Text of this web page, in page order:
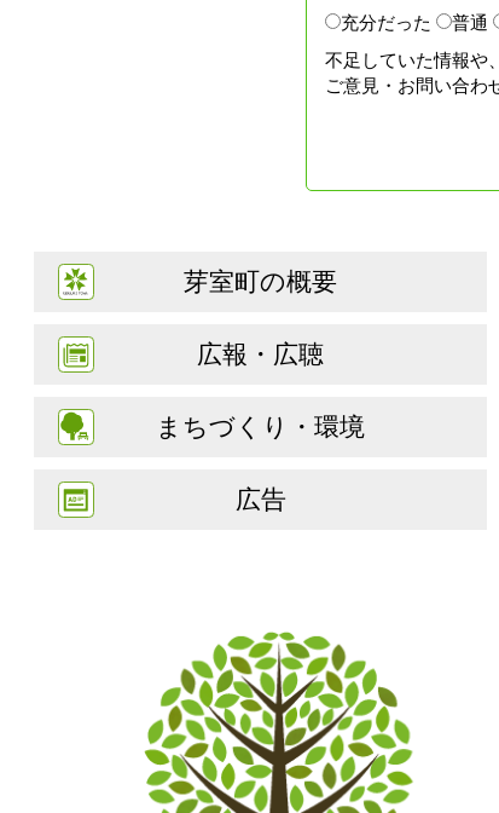
充分だった
普通
不足していた情報や
ご意見・お問い合わ
芽室町の概要
広報・広聴
まちづくり・環境
広告